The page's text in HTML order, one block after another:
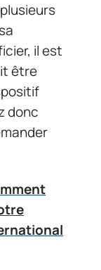
il est
être
donc